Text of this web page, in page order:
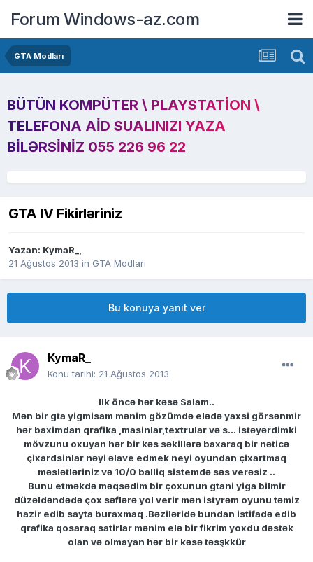
Forum Windows-az.com
GTA Modları
BÜTÜN KOMPÜTER \ PLAYSTATION \
TELEFONA AID SUALINIZI YAZA
BILƏRSINIZ 055 226 96 22
GTA IV Fikirləriniz
Yazan: KymaR_,
21 Ağustos 2013 in GTA Modları
Bu konuya yanıt ver
KymaR_
Konu tarihi: 21 Ağustos 2013
Ilk öncə hər kəsə Salam..
Mən bir gta yigmisam mənim gözümdə elədə yaxsi görsənmir
hər baximdan qrafika ,masinlar,textrular və s... istəyərdimki
mövzunu oxuyan hər bir kəs səkillərə baxaraq bir nəticə
çixardsinlar nəyi əlave edmek neyi oyundan çixartmaq
məslətləriniz və 10/0 balliq sistemdə səs verəsiz ..
Bunu etməkdə məqsədim bir çoxunun gtani yiga bilmir
düzəldəndədə çox səflərə yol verir mən istyrəm oyunu təmiz
hazir edib sayta buraxmaq .Bəziləridə bundan istifadə edib
qrafika qosaraq satirlar mənim elə bir fikrim yoxdu dəstək
olan və olmayan hər bir kəsə təsşkkür